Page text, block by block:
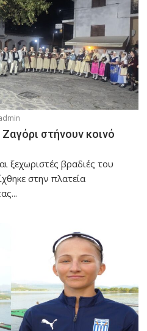
στήνουν κοινό
ξεχωριστές βραδιές του
στην πλατεία